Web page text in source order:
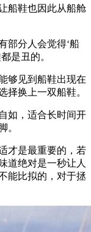
鞋也因此从船舱
分人会觉得‘船
是丑的。
见到船鞋出现在
择换上一双船鞋。
，适合长时间开
。
是最重要的，若
道绝对是一秒让人
能比拟的，对于拯